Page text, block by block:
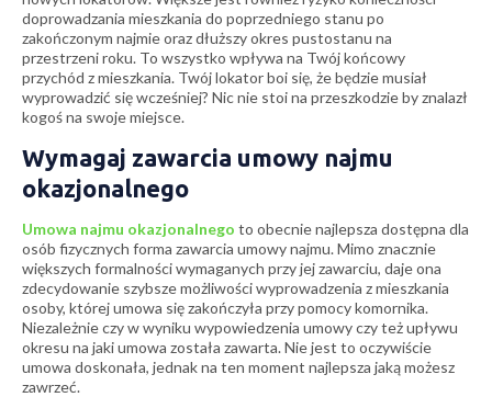
doprowadzania mieszkania do poprzedniego stanu po
zakończonym najmie oraz dłuższy okres pustostanu na
przestrzeni roku. To wszystko wpływa na Twój końcowy
przychód z mieszkania. Twój lokator boi się, że będzie musiał
wyprowadzić się wcześniej? Nic nie stoi na przeszkodzie by znalazł
kogoś na swoje miejsce.
Wymagaj zawarcia umowy najmu
okazjonalnego
Umowa najmu okazjonalnego to obecnie najlepsza dostępna dla
osób fizycznych forma zawarcia umowy najmu. Mimo znacznie
większych formalności wymaganych przy jej zawarciu, daje ona
zdecydowanie szybsze możliwości wyprowadzenia z mieszkania
osoby, której umowa się zakończyła przy pomocy komornika.
Niezależnie czy w wyniku wypowiedzenia umowy czy też upływu
okresu na jaki umowa została zawarta. Nie jest to oczywiście
umowa doskonała, jednak na ten moment najlepsza jaką możesz
zawrzeć.